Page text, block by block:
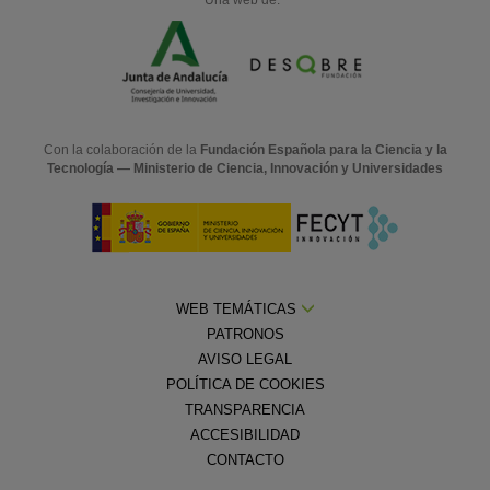
Con la colaboración de la Fundación Española para la Ciencia y la
Tecnología — Ministerio de Ciencia, Innovación y Universidades
WEB TEMÁTICAS
PATRONOS
AVISO LEGAL
POLÍTICA DE COOKIES
TRANSPARENCIA
ACCESIBILIDAD
CONTACTO